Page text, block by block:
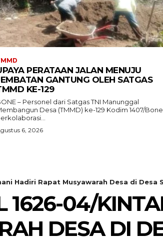
PERATAAN JALAN MENUJU
GANTUNG OLEH SATGAS
KE-129
– Personel dari Satgas TNI Manunggal
Desa (TMMD) ke-129 Kodim 1407/Bone
6, 2026